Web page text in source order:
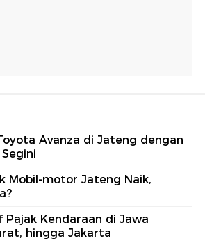
Avanza di Jateng dengan
Mobil-motor Jateng Naik,
Pajak Kendaraan di Jawa
hingga Jakarta